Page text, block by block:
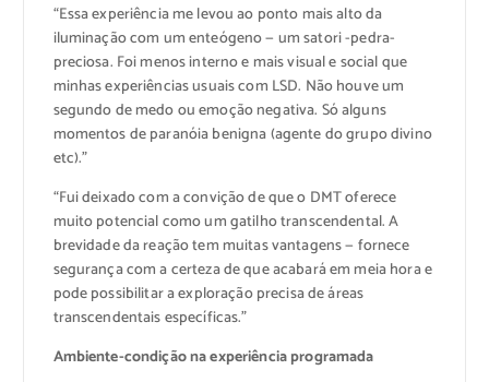
“Essa experiência me levou ao ponto mais alto da
iluminação com um enteógeno — um satori -pedra-
preciosa. Foi menos interno e mais visual e social que
minhas experiências usuais com LSD. Não houve um
segundo de medo ou emoção negativa. Só alguns
momentos de paranóia benigna (agente do grupo divino
etc).”
“Fui deixado com a convição de que o DMT oferece
muito potencial como um gatilho transcendental. A
brevidade da reação tem muitas vantagens — fornece
segurança com a certeza de que acabará em meia hora e
pode possibilitar a exploração precisa de áreas
transcendentais específicas.”
Ambiente-condição na experiência programada